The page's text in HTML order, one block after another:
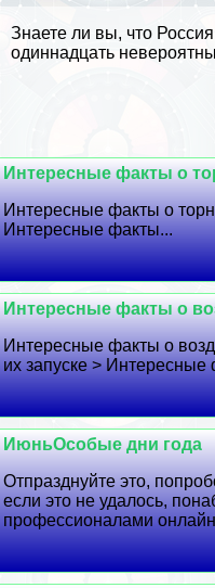
Знаете ли вы, что
одиннадцать
Интересные факты о
Интересные факты о
Интересные факты...
Интересные факты о
Интересные факты о
их запуске > Интересные
ИюньОсобые дни года
Отпразднуйте это,
если это не удалось,
профессионалами